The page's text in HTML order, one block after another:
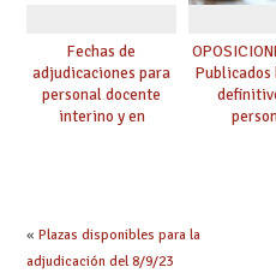
Fechas de
adjudicaciones para
personal docente
interino y en
« Plazas disponibles para la
adjudicación del 8/9/23